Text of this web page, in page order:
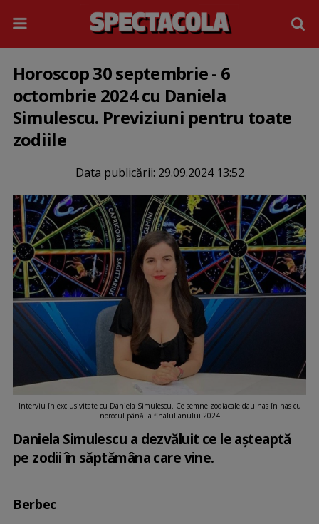
Horoscop 30 septembrie - 6
octombrie 2024 cu Daniela
Simulescu. Previziuni pentru toate
zodiile
Data publicării: 29.09.2024 13:52
Interviu în exclusivitate cu Daniela Simulescu. Ce semne zodiacale dau nas în nas cu
norocul până la finalul anului 2024
Daniela Simulescu a dezvăluit ce le așteaptă
pe zodii în săptămâna care vine.
Berbec